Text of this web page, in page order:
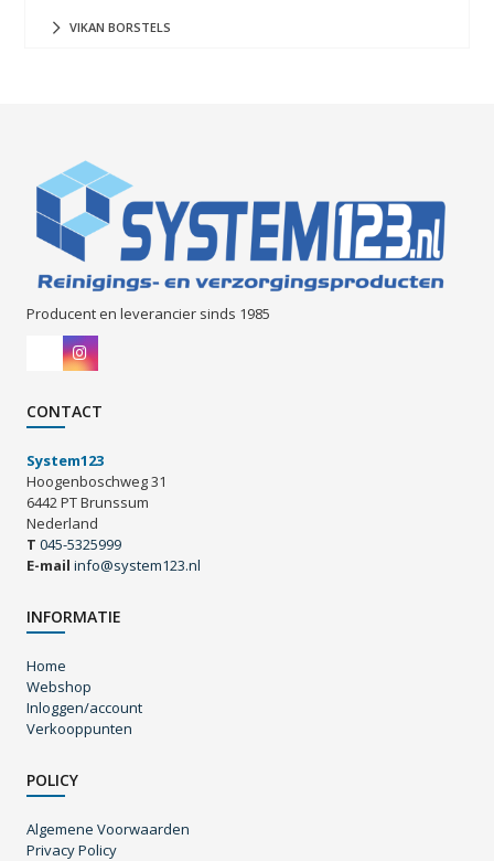
VIKAN BORSTELS
Producent en leverancier sinds 1985
CONTACT
System123
Hoogenboschweg 31
6442 PT Brunssum
Nederland
T 045-5325999
E-mail info@system123.nl
INFORMATIE
Home
Webshop
Inloggen/account
Verkooppunten
POLICY
Algemene Voorwaarden
Privacy Policy